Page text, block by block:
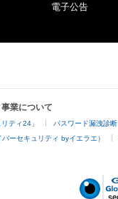
電子公告
業について
ティ24」 パスワード漏洩診断
ーセキュリティ byイエラエ）